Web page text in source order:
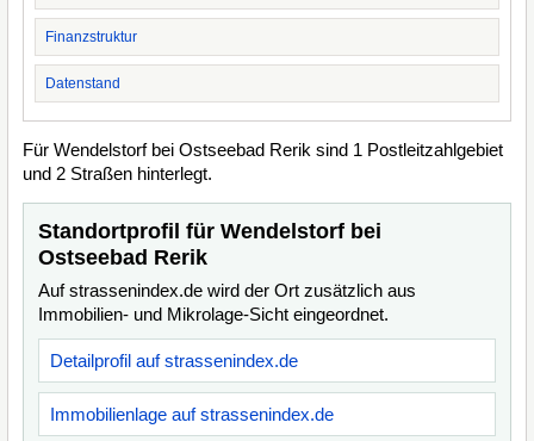
Finanzstruktur
Datenstand
Für Wendelstorf bei Ostseebad Rerik sind 1 Postleitzahlgebiet
und 2 Straßen hinterlegt.
Standortprofil für Wendelstorf bei
Ostseebad Rerik
Auf strassenindex.de wird der Ort zusätzlich aus
Immobilien- und Mikrolage-Sicht eingeordnet.
Detailprofil auf strassenindex.de
Immobilienlage auf strassenindex.de